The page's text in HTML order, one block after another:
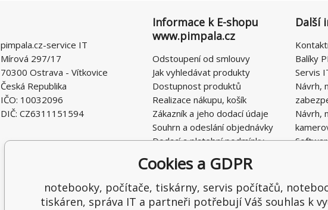
pimpala.cz-service IT
Mírová 297/17
70300 Ostrava - Vítkovice
Česká Republika
IČO: 10032096
DIČ: CZ6311151594
Informace k E-shopu
www.pimpala.cz
Odstoupení od smlouvy
Jak vyhledávat produkty
Dostupnost produktů
Realizace nákupu, košík
Zákazník a jeho dodací údaje
Souhrn a odeslání objednávky
Dodací a platební podmínky
Obchodní podmínky E-SHOPU
Ochrana osobních údajů
Řešení nedostatků, reklamace
Kontaktní formulář
Další
Balíky
Servis
Návrh,
Návrh,
Cookies a GDPR
notebooky, počítače, tiskárny, servis počítačů,
tiskáren, správa IT a partneři potřebují Váš souhlas k